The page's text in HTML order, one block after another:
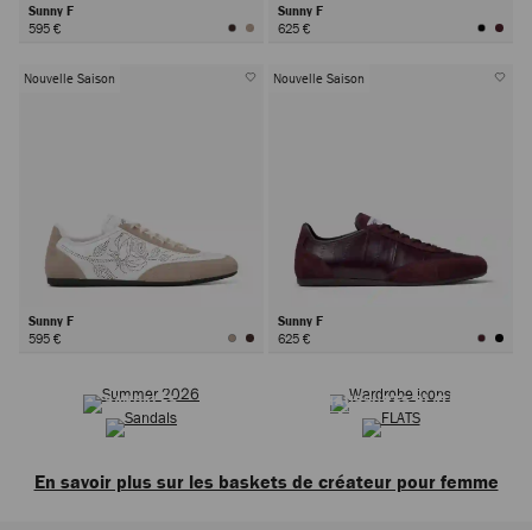
Sunny F
595 €
Sunny F
625 €
Nouvelle Saison
Sunny F
595 €
Nouvelle Saison
Sunny F
625 €
SANDALES
CHAUSSURES PLATES
En savoir plus sur les baskets de créateur pour femme